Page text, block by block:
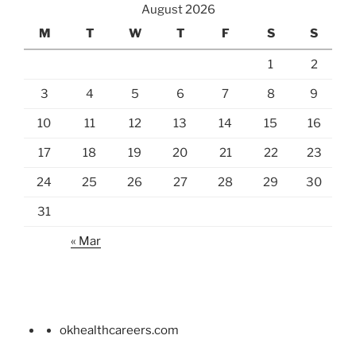
August 2026
M
T W T F S S
1 2
3 4 5 6 7 8 9
10 11 12 13 14 15 16
17 18 19 20 21 22 23
24 25 26 27 28 29 30
31
« Mar
okhealthcareers.com